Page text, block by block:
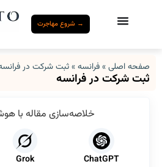
→ شروع مهاجرت
صفحه اصلی»فرانسه»ثبت شرکت در
ثبت شرکت در فرانسه
خلاصه‌سازی مقاله با
ChatGPT
Grok